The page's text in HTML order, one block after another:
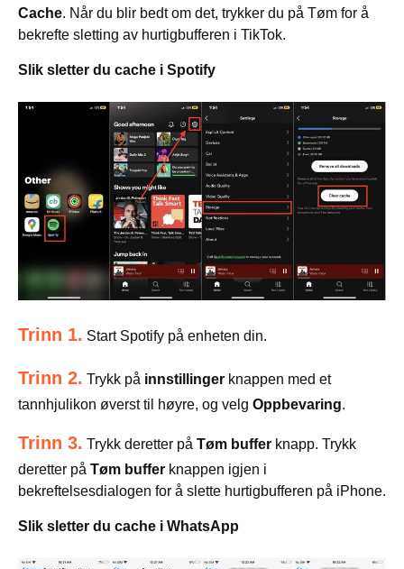
Cache. Når du blir bedt om det, trykker du på Tøm for å
bekrefte sletting av hurtigbufferen i TikTok.
Slik sletter du cache i Spotify
Trinn 1. Start Spotify på enheten din.
Trinn 2. Trykk på innstillinger knappen med et
tannhjulikon øverst til høyre, og velg Oppbevaring.
Trinn 3. Trykk deretter på Tøm buffer knapp. Trykk
deretter på Tøm buffer knappen igjen i
bekreftelsesdialogen for å slette hurtigbufferen på iPhone.
Slik sletter du cache i WhatsApp